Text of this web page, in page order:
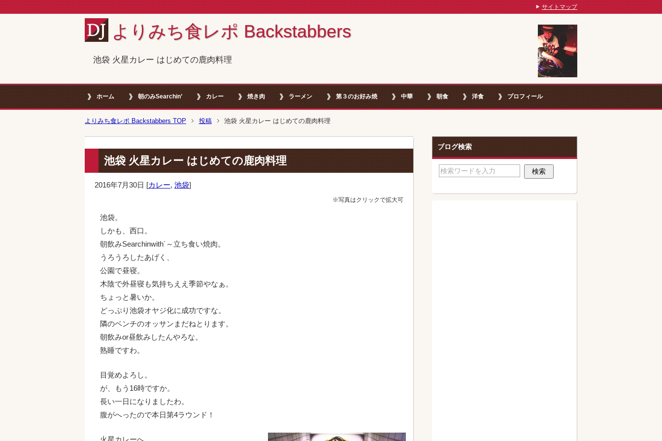
よりみち食レポ Backstabbers
池袋 火星カレー はじめての鹿肉料理
ホーム 朝のみSearchin’ カレー 焼き肉 ラーメン 第３のお好み焼 中華 朝食 洋食 プロフィール
よりみち食レポ Backstabbers TOP 投稿 池袋 火星カレー はじめての鹿肉料理
池袋 火星カレー はじめての鹿肉料理
2016年7月30日 [カレー, 池袋]
※写真はクリックで拡大可
池袋。
しかも、西口。
朝飲みSearchinwith´～立ち食い焼肉。
うろうろしたあげく、
公園で昼寝。
木陰で外昼寝も気持ちええ季節やなぁ。
ちょっと暑いか。
どっぷり池袋オヤジ化に成功ですな。
隣のベンチのオッサンまだねとります。
朝飲みor昼飲みしたんやろな。
熟睡ですわ。
目覚めよろし。
が、もう16時ですか。
長い一日になりましたわ。
腹がへったので本日第4ラウンド！
ブログ検索
サイトマップ